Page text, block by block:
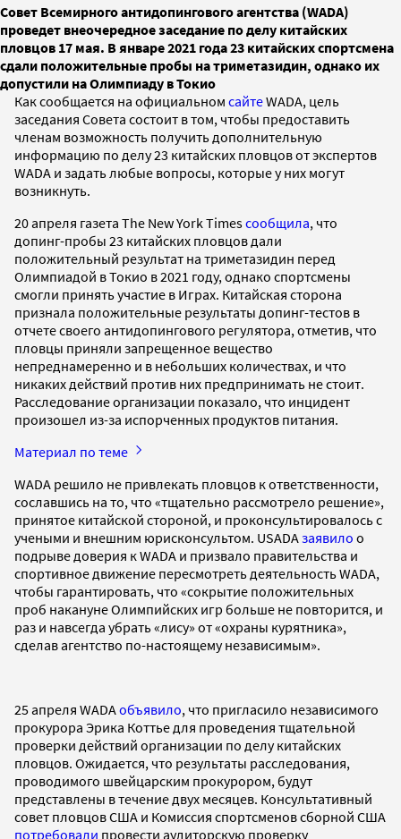
Совет Всемирного антидопингового агентства (WADA)
проведет внеочередное заседание по делу китайских
пловцов 17 мая. В январе 2021 года 23 китайских спортсмена
сдали положительные пробы на триметазидин, однако их
допустили на Олимпиаду в Токио
Как сообщается на официальном сайтеWADA, цель
заседания Совета состоит в том, чтобы предоставить
членам возможность получить дополнительную
информацию по делу 23 китайских пловцов от экспертов
WADA и задать любые вопросы, которые у них могут
возникнуть.
20 апреля газета The New York Timesсообщила, что
допинг-пробы 23 китайских пловцов дали
положительный результат на триметазидин перед
Олимпиадой в Токио в 2021 году, однако спортсмены
смогли принять участие в Играх. Китайская сторона
признала положительные результаты допинг-тестов в
отчете своего антидопингового регулятора, отметив, что
пловцы приняли запрещенное вещество
непреднамеренно и в небольших количествах, и что
никаких действий против них предпринимать не стоит.
Расследование организации показало, что инцидент
произошел из-за испорченных продуктов питания.
Материал по теме
WADA решило не привлекать пловцов к ответственности,
сославшись на то, что «тщательно рассмотрело решение»,
принятое китайской стороной, и проконсультировалось с
учеными и внешним юрисконсультом. USADAзаявило о
подрыве доверия к WADA и призвало правительства и
спортивное движение пересмотреть деятельность WADA,
чтобы гарантировать, что «сокрытие положительных
проб накануне Олимпийских игр больше не повторится, и
раз и навсегда убрать «лису» от «охраны курятника»,
сделав агентство по-настоящему независимым».
25 апреля WADAобъявило, что пригласило независимого
прокурора Эрика Коттье для проведения тщательной
проверки действий организации по делу китайских
пловцов. Ожидается, что результаты расследования,
проводимого швейцарским прокурором, будут
представлены в течение двух месяцев. Консультативный
совет пловцов США и Комиссия спортсменов сборной США
потребовали провести аудиторскую проверку